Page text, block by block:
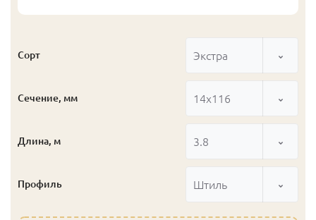
Сорт Экстра
Сечение, мм 14x116
Длина, м 3.8
Профиль Штиль